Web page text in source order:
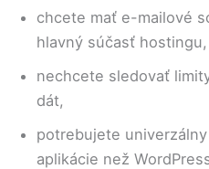
chcete mať e-mailové
hlavný súčasť hostingu,
nechcete sledovať
dát,
potrebujete
aplikácie než